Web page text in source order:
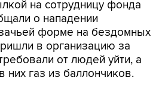
форме на бездомных
в организацию за
от людей уйти, а
газ из баллончиков.